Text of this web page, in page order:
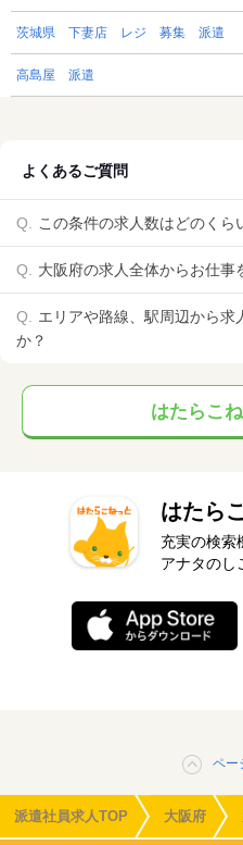
茨城県 下妻店 レジ 募集 派遣
高島屋 派遣
よくあるご質問
この条件の求人数はどのくら
大阪府の求人全体からお仕事
エリアや路線、駅周辺から求
か？
はたらこ
はたら
充実の検索
アナタのし
ペー
派遣社員求人TOP 大阪府